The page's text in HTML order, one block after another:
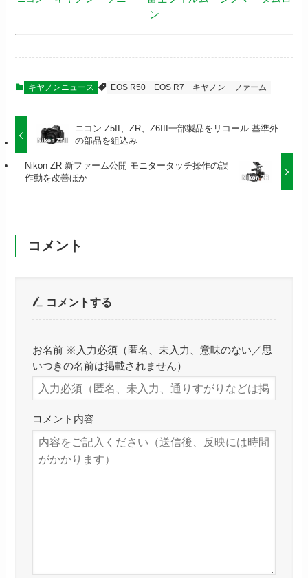
ン
キヤノンニュース EOS R50 EOS R7 キヤノン ファーム
ニコン Z5II、ZR、Z6III一部製品をリコール 基準外
の部品を組込み
Nikon ZR 新ファーム公開 モニタータッチ操作の誤
作動を改善ほか
コメント
コメントする
お名前 ※入力必須（匿名、未入力、意味のない／思
いつきの名前は掲載されません）
コメント内容